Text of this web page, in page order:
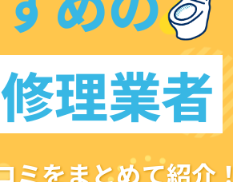
理業者
をまとめて紹介！